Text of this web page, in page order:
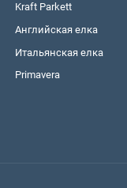
Kraft Parkett
Английская елка
Итальянская елка
Primavera